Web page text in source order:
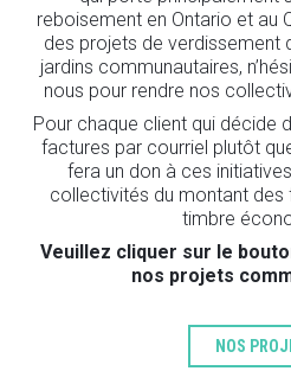
reboisement en Ontario et au
des projets de verdissement
jardins communautaires,
nous pour rendre nos
Pour chaque client qui décide
factures par courriel plutôt
fera un don à ces
collectivités du montant des
timbre
Veuillez cliquer sur le
nos projets
NOS